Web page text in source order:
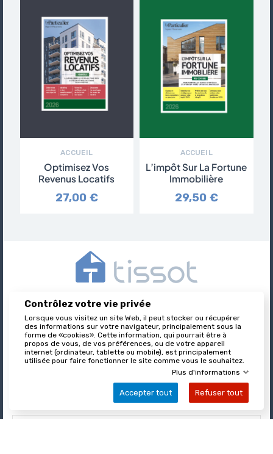
ACCUEIL
Optimisez Vos
Revenus Locatifs
27,00 €
ACCUEIL
L’impôt Sur La Fortune
Immobilière
29,50 €
Tissot est l’éditeur des formulaires juridiques immobiliers,
nationalement reconnu et leader sur son marché.
À PROPOS DE TISSOT 
Contrôlez votre vie privée
Lorsque vous visitez un site Web, il peut stocker ou récupérer
des informations sur votre navigateur, principalement sous la
forme de «cookies». Cette information, qui pourrait être à
propos de vous, de vos préférences, ou de votre appareil
internet (ordinateur, tablette ou mobile), est principalement
utilisée pour faire fonctionner le site comme vous le souhaitez.
Plus d'informations
Accepter tout Refuser tout